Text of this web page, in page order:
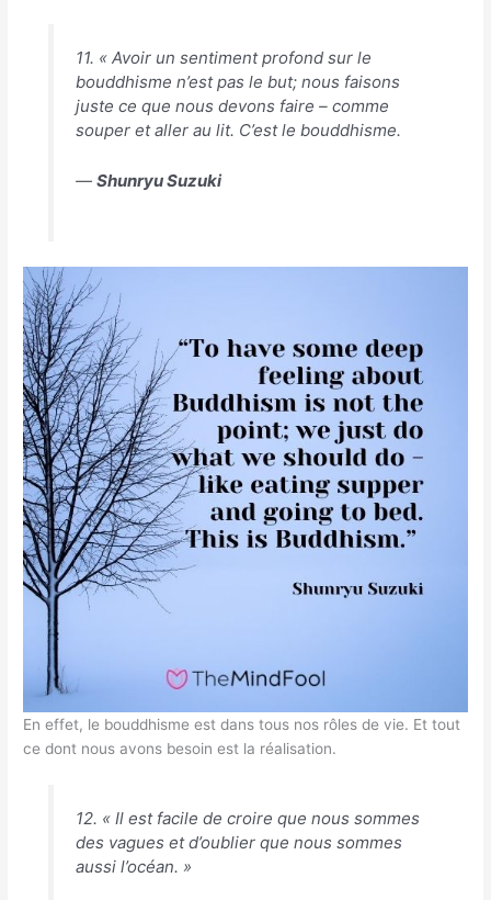
11. « Avoir un sentiment profond sur le
bouddhisme n’est pas le but; nous faisons
juste ce que nous devons faire – comme
souper et aller au lit. C’est le bouddhisme.
― Shunryu Suzuki
En effet, le bouddhisme est dans tous nos rôles de vie. Et tout
ce dont nous avons besoin est la réalisation.
12. « Il est facile de croire que nous sommes
des vagues et d’oublier que nous sommes
aussi l’océan. »